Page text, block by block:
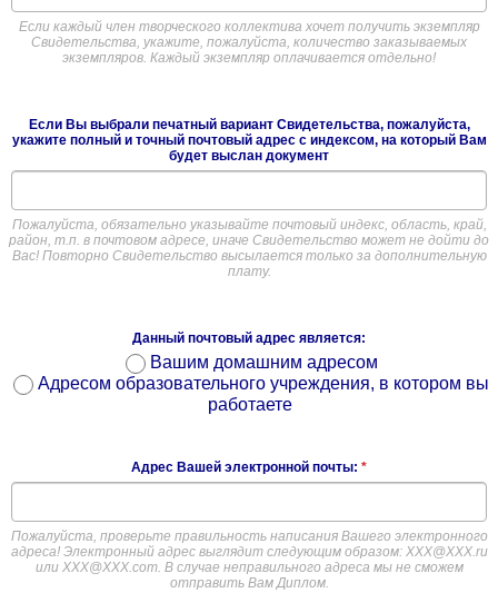
Если каждый член творческого коллектива хочет получить экземпляр
Свидетельства, укажите, пожалуйста, количество заказываемых
экземпляров. Каждый экземпляр оплачивается отдельно!
Если Вы выбрали печатный вариант Свидетельства, пожалуйста,
укажите полный и точный почтовый адрес с индексом, на который Вам
будет выслан документ
Пожалуйста, обязательно указывайте почтовый индекс, область, край,
район, т.п. в почтовом адресе, иначе Свидетельство может не дойти до
Вас! Повторно Свидетельство высылается только за дополнительную
плату.
Данный почтовый адрес является:
Вашим домашним адресом
Адресом образовательного учреждения, в котором вы
работаете
Адрес Вашей электронной почты: *
Пожалуйста, проверьте правильность написания Вашего электронного
адреса! Электронный адрес выглядит следующим образом: ХХХ@ХХХ.ru
или XXX@XXX.com. В случае неправильного адреса мы не сможем
отправить Вам Диплом.